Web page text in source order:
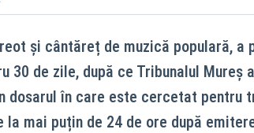
și cântăreț de muzică populară, a
30 de zile, după ce Tribunalul Mureș
dosarul în care este cercetat pentru
la mai puțin de 24 de ore după